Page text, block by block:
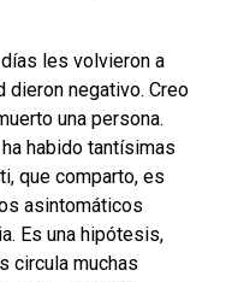
les volvieron a
dieron negativo. Creo
una persona.
habido tantísimas
que comparto, es
asintomáticos
Es una hipótesis,
circula muchas